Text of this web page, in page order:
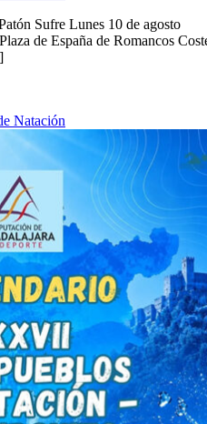
Sufre Lunes 10 de agosto
de España de Romancos
Natación